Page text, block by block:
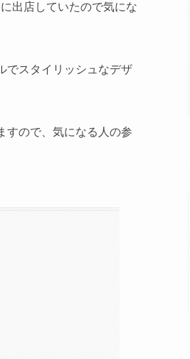
出店していたので気にな
でスタイリッシュなデザ
すので、気になる人の参